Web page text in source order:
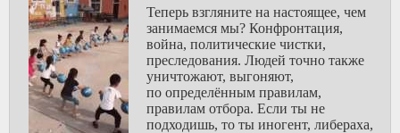
локальных товаров,
изобретений, не было
даже алфавита,
письменность времён
египетских иероглифов,
вся фундаментальная
наука это исключительно
европейское достижение.
Теперь взгляните на настоящее, чем
занимаемся мы? Конфронтация,
война, политические чистки,
преследования. Людей точно также
уничтожают, выгоняют,
по определённым правилам,
правилам отбора. Если ты не
подходишь, то ты иногент, либераха,